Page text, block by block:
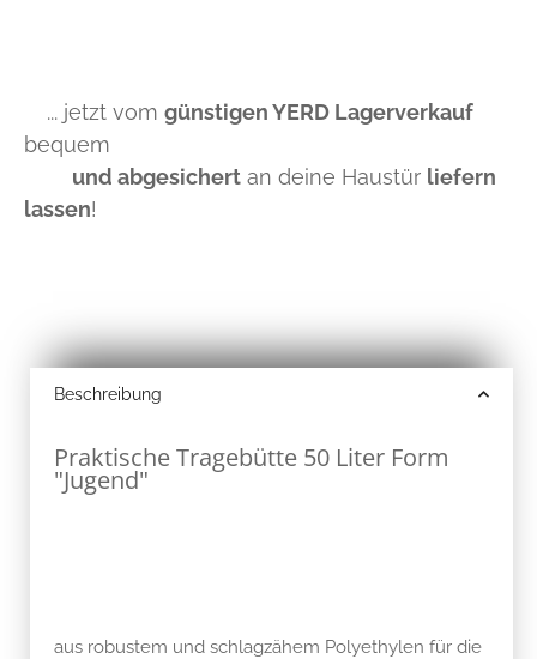
... jetzt vom günstigen YERD Lagerverkauf
bequem
und abgesichert an deine Haustür liefern
lassen!
Beschreibung
Praktische Tragebütte 50 Liter Form
"Jugend"
aus robustem und schlagzähem Polyethylen für die